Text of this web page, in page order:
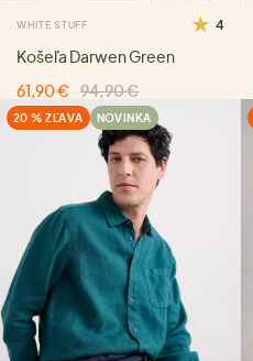
WHITE STUFF 4
Košeľa Darwen Green
61,90 €
94,90 €
20 % ZĽAVA NOVINKA